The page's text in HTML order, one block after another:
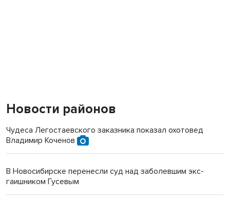
Новости районов
Чудеса Легостаевского заказника показал охотовед
Владимир Коченов
В Новосибирске перенесли суд над заболевшим экс-
гаишником Гусевым